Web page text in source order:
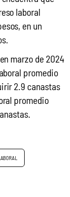
laboral
en un
marzo de 2024
promedio
2.9 canastas
promedio